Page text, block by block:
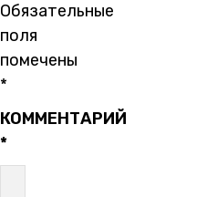
Обязательные
поля
помечены
*
КОММЕНТАРИЙ
*